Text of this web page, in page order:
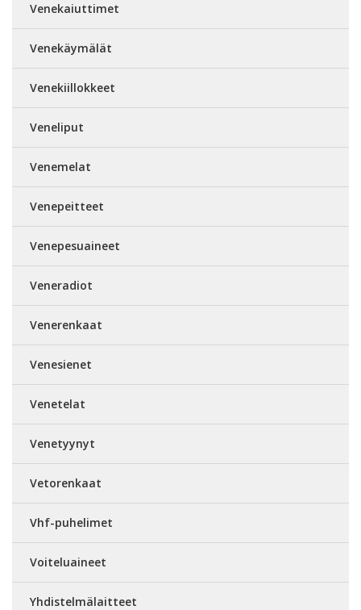
Venekaiuttimet
Venekäymälät
Venekiillokkeet
Veneliput
Venemelat
Venepeitteet
Venepesuaineet
Veneradiot
Venerenkaat
Venesienet
Venetelat
Venetyynyt
Vetorenkaat
Vhf-puhelimet
Voiteluaineet
Yhdistelmälaitteet